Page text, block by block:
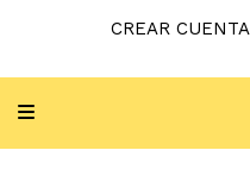
CREAR CUENTA